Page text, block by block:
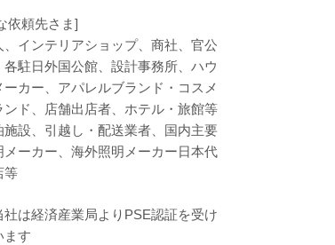
依頼先さま]
、インテリアショップ、商社、官公
各駐日外国公館、設計事務所、ハウ
ーカー、アパレルブランド・コスメ
ンド、店舗出店者、ホテル・旅館等
施設、引越し・配送業者、国内主要
メーカー、海外照明メーカー日本代
等
は経済産業局よりPSE認証を受け
ます